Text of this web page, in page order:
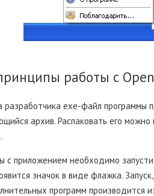
работы с
разработчика exe-файл программы
архив. Распаковать его
с приложением необходимо
значок в виде флажка.
программ производится